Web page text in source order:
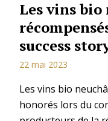
Les vins
success
22 mai 2023
Les vins bio
honorés lors du